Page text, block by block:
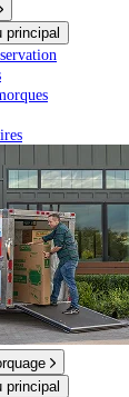
principal
principal